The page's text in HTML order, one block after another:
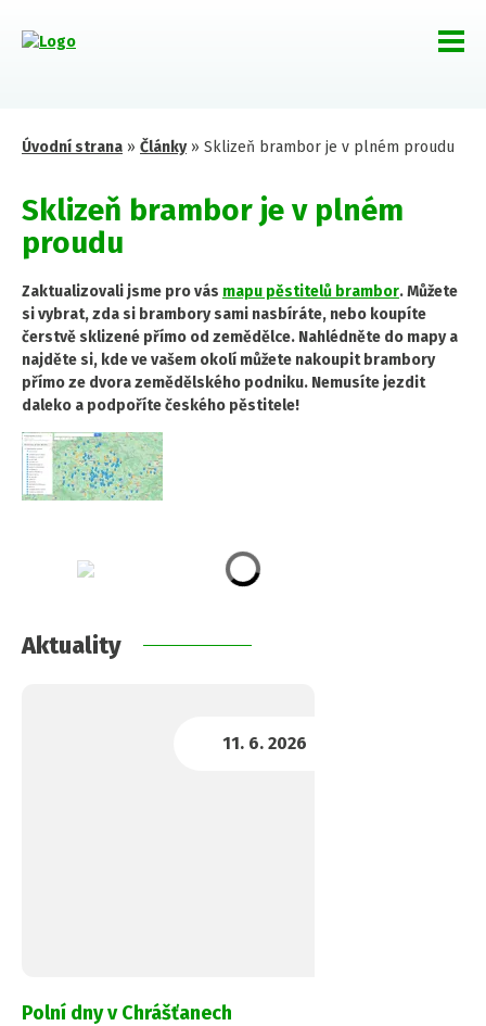
Úvodní strana » Články» Sklizeň brambor je v plném proudu
Sklizeň brambor je v plném
proudu
Zaktualizovali jsme pro vás mapu pěstitelů brambor. Můžete
si vybrat, zda si brambory sami nasbíráte, nebo koupíte
čerstvě sklizené přímo od zemědělce. Nahlédněte do mapy a
najděte si, kde ve vašem okolí můžete nakoupit brambory
přímo ze dvora zemědělského podniku. Nemusíte jezdit
daleko a podpoříte českého pěstitele!
Aktuality
Polní dny v Chrášťanech